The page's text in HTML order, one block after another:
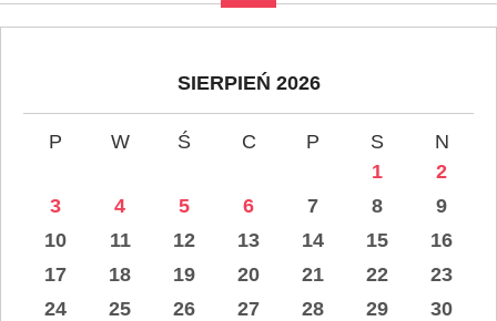
SIERPIEŃ 2026
P W Ś C P S
N
1
2
3
4 5 6 7 8
9
10
11 12 13 14 15
16
17
18 19 20 21 22
23
24
25 26 27 28 29
30